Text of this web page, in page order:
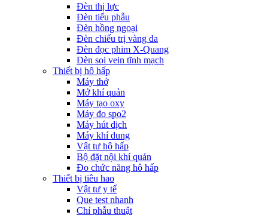
Đèn thị lực
Đèn tiểu phẫu
Đèn hồng ngoại
Đèn chiếu trị vàng da
Đèn đọc phim X-Quang
Đèn soi vein tĩnh mạch
Thiết bị hô hấp
Máy thở
Mở khí quản
Máy tạo oxy
Máy đo spo2
Máy hút dịch
Máy khí dung
Vật tư hô hấp
Bộ đặt nội khí quản
Đo chức năng hô hấp
Thiết bị tiêu hao
Vật tư y tế
Que test nhanh
Chỉ phẫu thuật